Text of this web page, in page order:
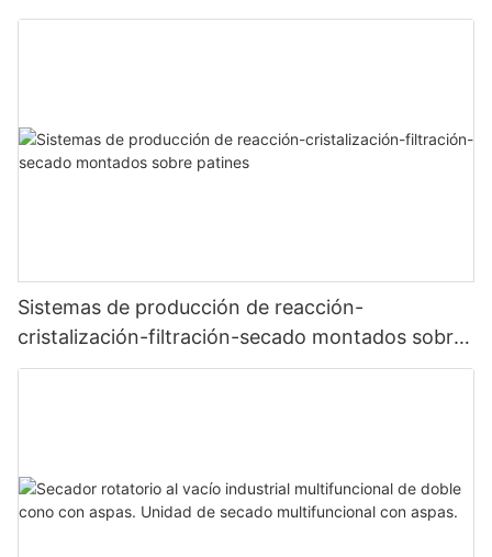
Sistemas de producción de reacción-
cristalización-filtración-secado montados sobre
patines